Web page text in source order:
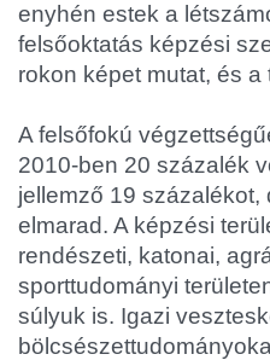
enyhén estek a
felsőoktatás képzési
rokon képet mutat, és
A felsőfokú
2010-ben 20 százalék
jellemző 19
elmarad. A képzési
rendészeti, katonai,
sporttudományi
súlyuk is. Igazi